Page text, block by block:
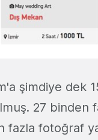
şimdiye dek
27 binden
fotoğraf